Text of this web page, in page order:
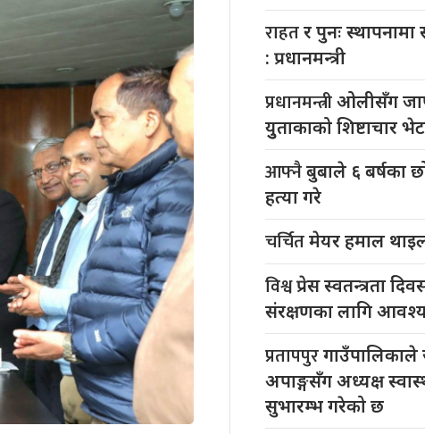
राहतर पुनः
: प्रधानमन्त्री
प्रधानमन्त्रीओलीसँग
युुताकाको शिष्टाचार भेट
आफ्नैबुबाले ६ बर्षका
हत्या गरे
चर्चितमेयर हमाल
विश्वप्रेस स्वतन्त्रता
संरक्षणका लागि
प्रतापपुरगाउँपालिकाले
अपाङ्गसँग अध्यक्ष
सुभारम्भ गरेको छ